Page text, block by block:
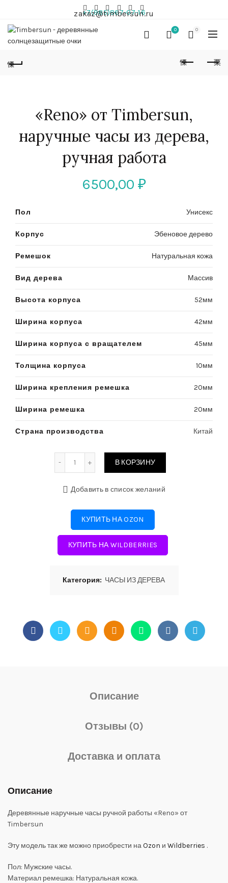
+7(985)867-07-16
zakaz@timbersun.ru
0 0
«Reno» от Timbersun,
наручные часы из дерева,
ручная работа
6500,00 ₽
Пол Унисекс
Корпус Эбеновое дерево
Ремешок Натуральная кожа
Вид дерева Массив
Высота корпуса 52мм
Ширина корпуса 42мм
Ширина корпуса с вращателем 45мм
Толщина корпуса 10мм
Ширина крепления ремешка 20мм
Ширина ремешка 20мм
Страна производства Китай
В КОРЗИНУ
Добавить в список желаний
КУПИТЬ НА OZON
КУПИТЬ НА WILDBERRIES
Категория: ЧАСЫ ИЗ ДЕРЕВА
Описание
Отзывы (0)
Доставка и оплата
Описание
Деревянные наручные часы ручной работы «Reno» от
Timbersun
Эту модель так же можно приобрести наOzon и Wildberries .
Пол: Мужские часы.
Материал ремешка: Натуральная кожа.